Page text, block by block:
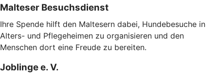
Malteser Besuchsdienst
Ihre Spende hilft den Maltesern dabei, Hundebesuche in
Alters- und Pflegeheimen zu organisieren und den
Menschen dort eine Freude zu bereiten.
Joblinge e. V.